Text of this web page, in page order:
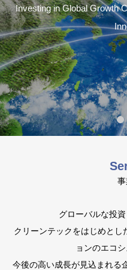
Investing in Global Growth
グローバルな投資
クリーンテックをはじめとし
ョンのエコ
今後の高い成長が見込まれる